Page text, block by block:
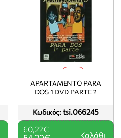
Κωδικός: tsi.066245
APARTAMENTO PARA
DOS 1 DVD PARTE 2
60,22€
Καλάθι